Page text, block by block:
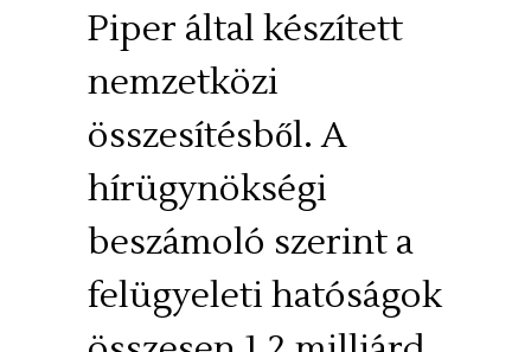
Piper által készített
nemzetközi
összesítésből. A
hírügynökségi
beszámoló szerint a
felügyeleti hatóságok